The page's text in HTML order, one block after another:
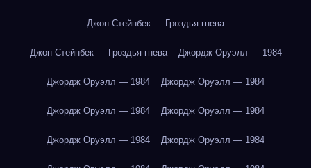
Джон Стейнбек — Гроздья гнева
Джон Стейнбек — Гроздья гнева Джордж Оруэлл — 1984
Джордж Оруэлл — 1984 Джордж Оруэлл — 1984
Джордж Оруэлл — 1984 Джордж Оруэлл — 1984
Джордж Оруэлл — 1984 Джордж Оруэлл — 1984